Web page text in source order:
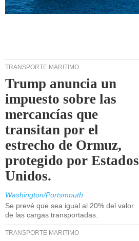
TRANSPORTE MARÍTIMO
Trump anuncia un
impuesto sobre las
mercancías que
transitan por el
estrecho de Ormuz,
protegido por Estados
Unidos.
Washington/Portsmouth
Se prevé que sea igual al 20% del valor
de las cargas transportadas.
TRANSPORTE MARÍTIMO